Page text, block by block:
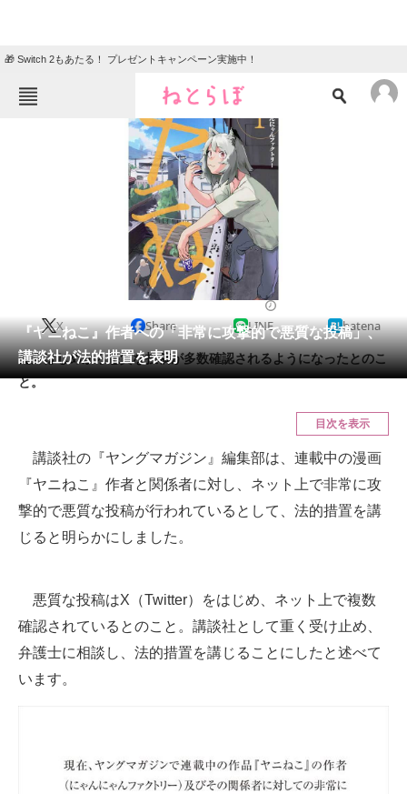
🎁 Switch 2もあたる！ プレゼントキャンペーン実施中！
ねとらぼメニュー
ニュース
クイズ
地域
教育・育児
リサーチ
会員記事
メディア
スマホと通信の最新トレンド
ビジネスと働き方のヒント
企業ITのトレンドを詳説
マーケ×ITの今がよく分かる
『ヤニねこ』作者への「非常に攻撃的で悪質な投稿」、
講談社が法的措置を表明
X Share LINE hatena
先月はじめから悪質な投稿が多数確認されるようになったとのこ
と。
目次を表示
講談社の『ヤングマガジン』編集部は、連載中の漫画
『ヤニねこ』作者と関係者に対し、ネット上で非常に攻
撃的で悪質な投稿が行われているとして、法的措置を講
じると明らかにしました。
悪質な投稿はX（Twitter）をはじめ、ネット上で複数
確認されているとのこと。講談社として重く受け止め、
弁護士に相談し、法的措置を講じることにしたと述べて
います。